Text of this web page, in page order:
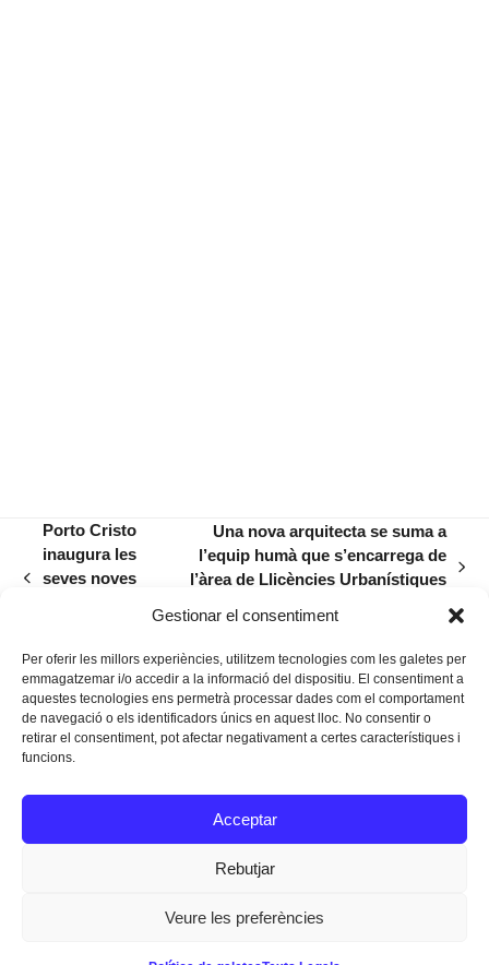
Gestionar el consentiment
Per oferir les millors experiències, utilitzem tecnologies com les galetes per
emmagatzemar i/o accedir a la informació del dispositiu. El consentiment a
aquestes tecnologies ens permetrà processar dades com el comportament
de navegació o els identificadors únics en aquest lloc. No consentir o
retirar el consentiment, pot afectar negativament a certes característiques i
funcions.
Acceptar
Rebutjar
Veure les preferències
previous
Porto Cristo
inaugura les
seves noves
next
Una nova arquitecta se suma a
l’equip humà que s’encarrega de
l’àrea de Llicències Urbanístiques
Instagram
Facebook
Twitter
Texts Legals